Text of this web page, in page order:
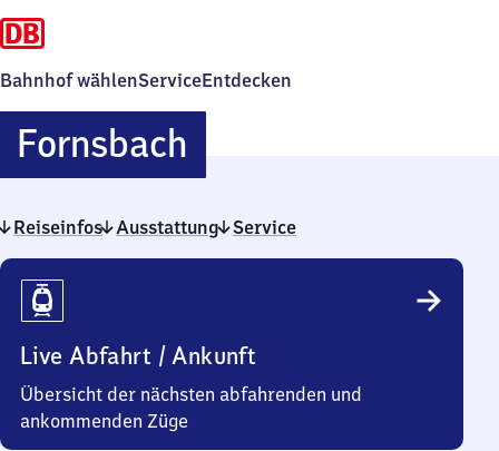
Bahnhof wählenServiceEntdecken
FornsbachFornsbach
Reiseinfos Ausstattung Service
Reiseinfos
Live Abfahrt / Ankunft
Übersicht der nächsten abfahrenden und
ankommenden Züge